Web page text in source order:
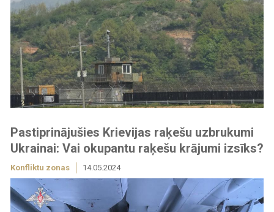
Pastiprinājušies Krievijas raķešu uzbrukumi
Ukrainai: Vai okupantu raķešu krājumi izsīks?
Konfliktu zonas 14.05.2024